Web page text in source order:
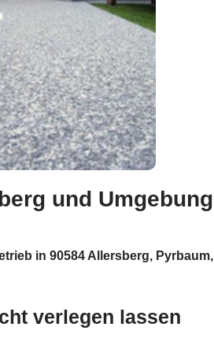
und Umgebung
in 90584 Allersberg, Pyrbaum,
verlegen lassen